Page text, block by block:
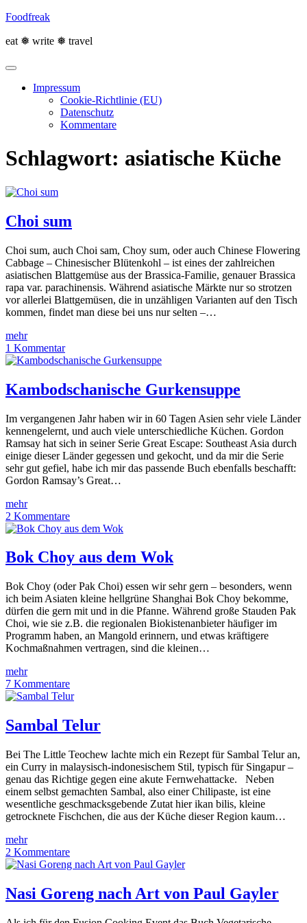
Skip
content
Foodfreak
eat ❅ write ❅ travel
Impressum
Cookie-Richtlinie (EU)
Datenschutz
Kommentare
Schlagwort: asiatische Küche
Choi sum
Choi sum, auch Choi sam, Choy sum, oder auch Chinese Flowering
Cabbage – Chinesischer Blütenkohl – ist eines der zahlreichen
asiatischen Blattgemüse aus der Brassica-Familie, genauer Brassica
rapa var. parachinensis. Während asiatische Märkte nur so strotzen
vor allerlei Blattgemüsen, die in unzähligen Varianten auf den Tisch
kommen, findet man diese bei uns nur selten –…
mehr
1 Kommentar
Kambodschanische Gurkensuppe
Im vergangenen Jahr haben wir in 60 Tagen Asien sehr viele Länder
kennengelernt, und auch viele unterschiedliche Küchen. Gordon
Ramsay hat sich in seiner Serie Great Escape: Southeast Asia durch
einige dieser Länder gegessen und gekocht, und da mir die Serie
sehr gut gefiel, habe ich mir das passende Buch ebenfalls beschafft:
Gordon Ramsay’s Great…
mehr
2 Kommentare
Bok Choy aus dem Wok
Bok Choy (oder Pak Choi) essen wir sehr gern – besonders, wenn
ich beim Asiaten kleine hellgrüne Shanghai Bok Choy bekomme,
dürfen die gern mit und in die Pfanne. Während große Stauden Pak
Choi, wie sie z.B. die regionalen Biokistenanbieter häufiger im
Programm haben, an Mangold erinnern, und etwas kräftigere
Kochmaßnahmen vertragen, sind die kleinen…
mehr
7 Kommentare
Sambal Telur
Bei The Little Teochew lachte mich ein Rezept für Sambal Telur an,
ein Curry in malaysisch-indonesischem Stil, typisch für Singapur –
genau das Richtige gegen eine akute Fernwehattacke. Neben
einem selbst gemachten Sambal, also einer Chilipaste, ist eine
wesentliche geschmacksgebende Zutat hier ikan bilis, kleine
getrocknete Fischchen, die aus der Küche dieser Region kaum…
mehr
2 Kommentare
Nasi Goreng nach Art von Paul Gayler